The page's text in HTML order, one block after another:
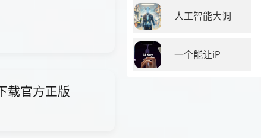
载官方正版
人工智能大调
一个能让iP